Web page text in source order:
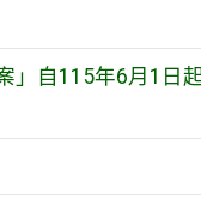
自115年6月1日